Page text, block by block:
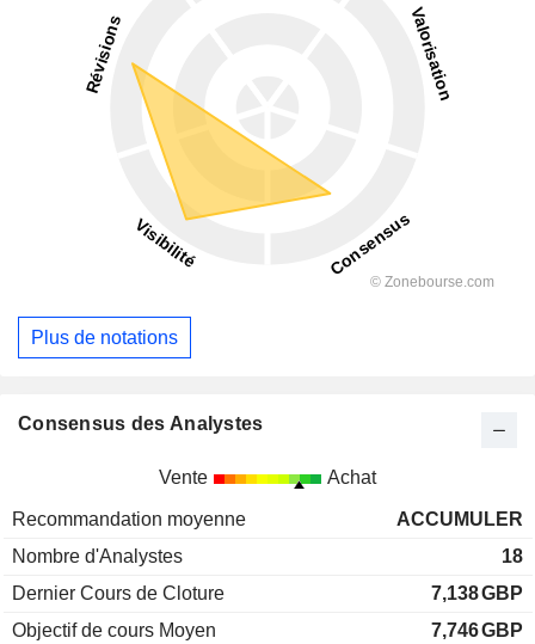
Plus de notations
Consensus des Analystes
Vente Achat
Recommandation moyenne
ACCUMULER
Nombre d'Analystes
18
Dernier Cours de Cloture
7,138GBP
Objectif de cours Moyen
7,746GBP